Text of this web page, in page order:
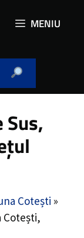
MENIU
Cotești »
Cotești,